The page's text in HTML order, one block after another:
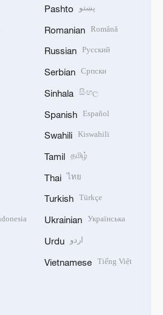
Pashto پښتو
Romanian Română
Russian Русский
Serbian Српски
Sinhala සිංහල
Spanish Español
Swahili Kiswahili
Tamil தமிழ்
Thai ไทย
Turkish Türkçe
Ukrainian Українська
Urdu اردو
Vietnamese Tiếng Việt